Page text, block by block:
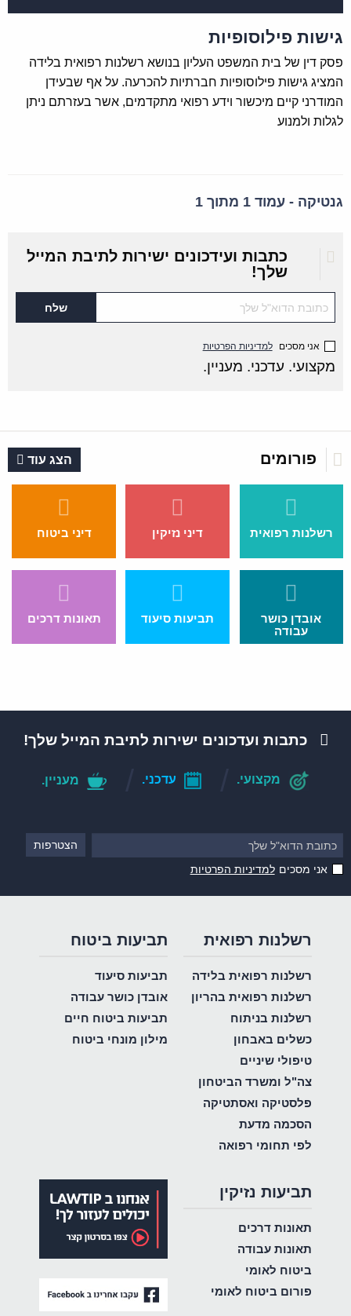
גישות פילוסופיות
פסק דין של בית המשפט העליון בנושא רשלנות רפואית בלידה
המציג גישות פילוסופיות חברתיות להכרעה. על אף שבעידן
המודרני קיים מיכשור וידע רפואי מתקדמים, אשר בעזרתם ניתן
לגלות ולמנוע
גנטיקה - עמוד 1 מתוך 1
כתבות ועידכונים ישירות לתיבת המייל
שלך!
אני מסכים למדיניות הפרטיות
מקצועי. עדכני. מעניין.
פורומים הצג עוד
רשלנות רפואית דיני נזיקין דיני ביטוח
אובדן כושר
עבודה
תביעות סיעוד תאונות דרכים
כתבות ועדכונים ישירות לתיבת המייל שלך!
מקצועי. עדכני. מעניין.
אני מסכים למדיניות הפרטיות
רשלנות רפואית
רשלנות רפואית בלידה
רשלנות רפואית בהריון
רשלנות בניתוח
כשלים באבחון
טיפולי שיניים
צה"ל ומשרד הביטחון
פלסטיקה ואסתטיקה
הסכמה מדעת
לפי תחומי רפואה
תביעות ביטוח
תביעות סיעוד
אובדן כושר עבודה
תביעות ביטוח חיים
מילון מונחי ביטוח
תביעות נזיקין
תאונות דרכים
תאונות עבודה
ביטוח לאומי
פורום ביטוח לאומי